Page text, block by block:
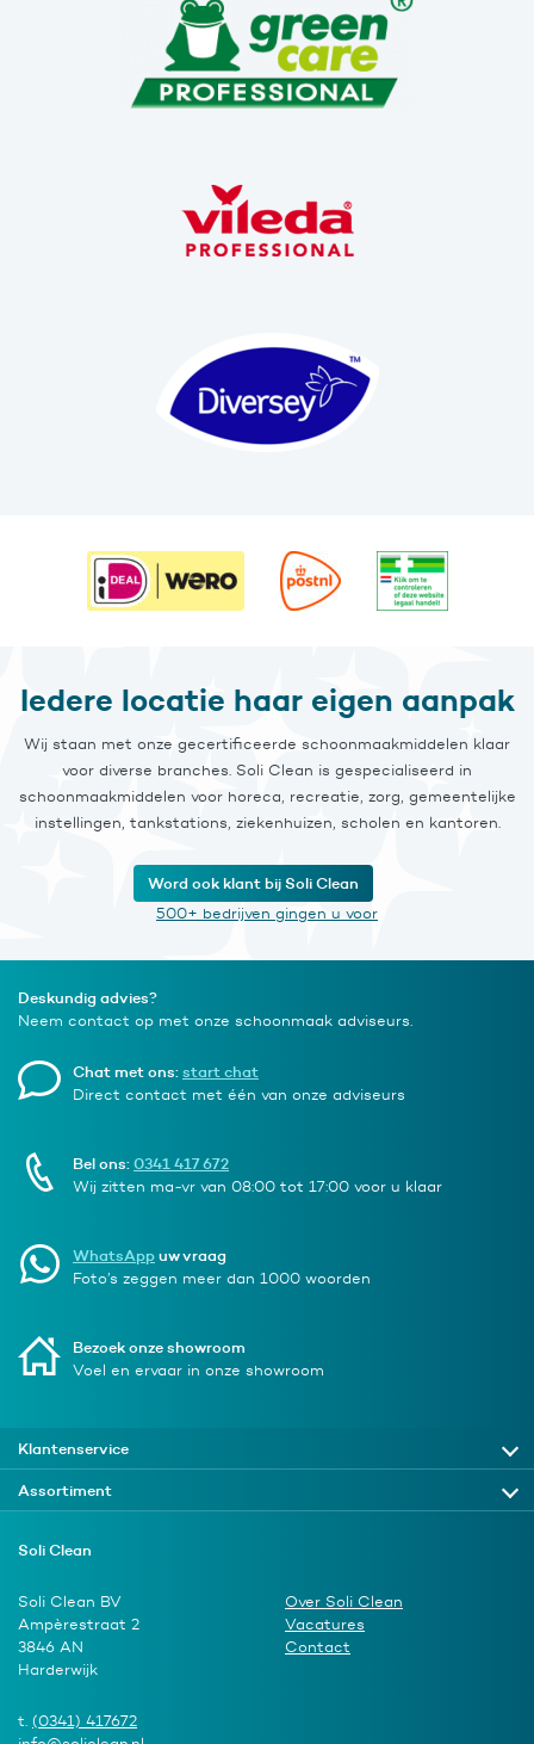
Iedere locatie haar eigen aanpak
Wij staan met onze gecertificeerde schoonmaakmiddelen klaar
voor diverse branches. Soli Clean is gespecialiseerd in
schoonmaakmiddelen voor horeca, recreatie, zorg, gemeentelijke
instellingen, tankstations, ziekenhuizen, scholen en kantoren.
Word ook klant bij Soli Clean
500+ bedrijven gingen u voor
Deskundig advies?
Neem contact op met onze schoonmaak adviseurs.
Chat met ons:start chat
Direct contact met één van onze adviseurs
Bel ons:0341 417 672
Wij zitten ma-vr van 08:00 tot 17:00 voor u klaar
WhatsAppuw vraag
Foto’s zeggen meer dan 1000 woorden
Bezoek onze showroom
Voel en ervaar in onze showroom
Klantenservice
Assortiment
Soli Clean
Soli Clean BV
Ampèrestraat 2
3846 AN
Harderwijk
t. (0341) 417672
Over Soli Clean
Vacatures
Contact